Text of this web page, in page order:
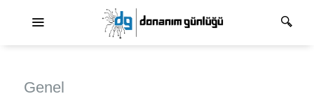
Genel